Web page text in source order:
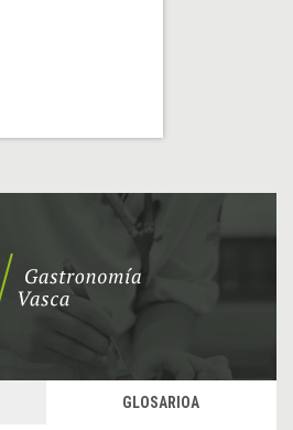
GLOSARIOA